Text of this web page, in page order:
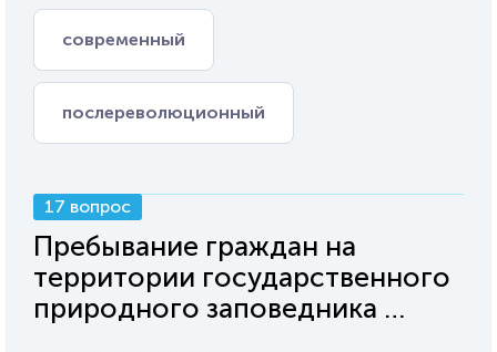
современный
послереволюционный
17 вопрос
Пребывание граждан на
территории государственного
природного заповедника …